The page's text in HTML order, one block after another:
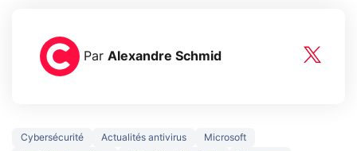
Par Alexandre Schmid
Cybersécurité Actualités antivirus
Microsoft